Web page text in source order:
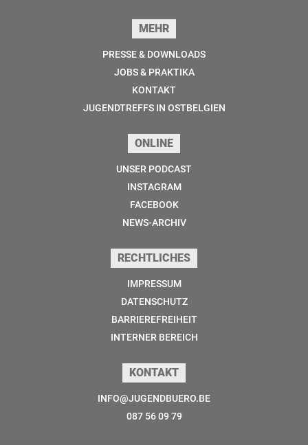
MEHR
PRESSE & DOWNLOADS
JOBS & PRAKTIKA
KONTAKT
JUGENDTREFFS IN OSTBELGIEN
ONLINE
UNSER PODCAST
INSTAGRAM
FACEBOOK
NEWS-ARCHIV
RECHTLICHES
IMPRESSUM
DATENSCHUTZ
BARRIEREFREIHEIT
INTERNER BEREICH
KONTAKT
INFO@JUGENDBUERO.BE
087 56 09 79